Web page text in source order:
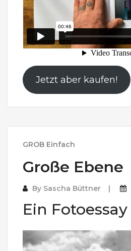
Jetzt aber kaufen!
GROB Einfach
Große Ebene
By Sascha Büttner
Ein Fotoessay